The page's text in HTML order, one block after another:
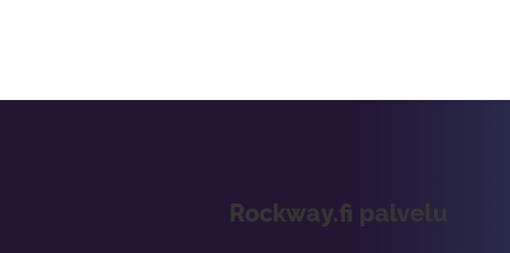
Rockway.fi palvelu